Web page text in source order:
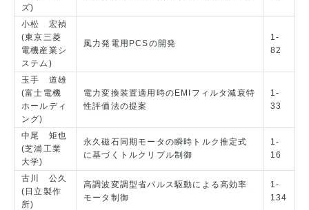
ズ)
小松 宏禎
(東京三菱
電機産業シ
ステム)
風力発電用PCSの開発
1-
82
玉手 道雄
(富士電機
ホールディ
ング)
電力変換装置適用時のEMIフィルタ減衰特
性評価法の提案
1-
33
中尾 矩也
(芝浦工業
大学)
永久磁石同期モータの瞬時トルク推定式
に基づくトルクリプル制御
1-
16
古川 公久
(日立製作
所)
高調波変調型省パルス駆動による高効率
モータ制御
1-
134